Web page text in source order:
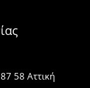
58 Αττική